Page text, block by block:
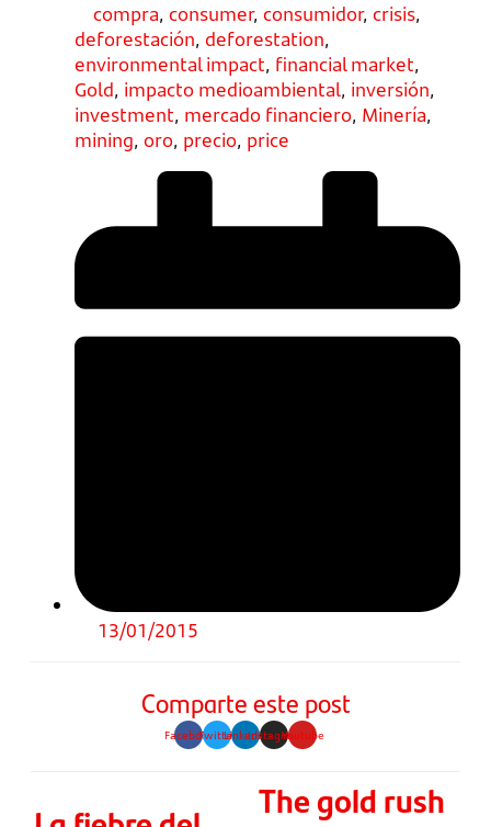
compra, consumer, consumidor, crisis,
deforestación, deforestation,
environmental impact, financial market,
Gold, impacto medioambiental, inversión,
investment, mercado financiero, Minería,
mining, oro, precio, price
13/01/2015
Comparte este post
FacebookTwitterLinkedinInstagramYoutube
The gold rush